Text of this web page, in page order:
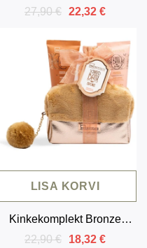
apelsini ja kaneeliga (5
27,90 € 22,32 €
LISA KORVI
Kinkekomplekt Bronze
kosmeetikakotis (3 toodet)
22,90 € 18,32 €